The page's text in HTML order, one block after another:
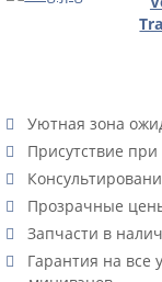
Уютная зона
Присутствие
Прозрачные
Запчасти в
Гарантия на все